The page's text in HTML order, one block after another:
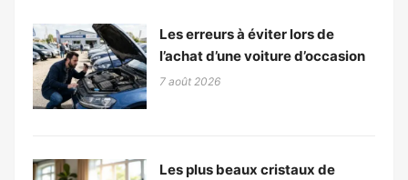
Les erreurs à éviter lors de
l’achat d’une voiture d’occasion
7 août 2026
Les plus beaux cristaux de